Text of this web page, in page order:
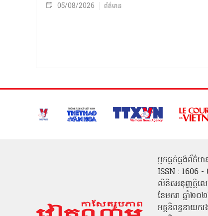
05/08/2026 ព័ត៌មាន
អ្នកផ្គត់ផ្គង់ព័ត៌
ISSN : 1606 -
លិខិតអនុញ្ញត្តិល
ខែមករា ឆ្នាំ២០
អគ្គនិពន្ធនាយ